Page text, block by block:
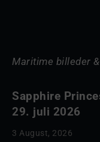
Maritime billeder
Sapphire
29. juli 2026
3 August, 2026